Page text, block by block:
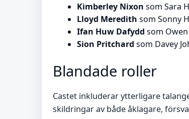
Kimberley Nixon som Sara
Lloyd Meredith som Sonny
Ifan Huw Dafydd som
Sion Pritchard som Davey
Blandade roller
Castet inkluderar ytterligare
skildringar av både åklagare,